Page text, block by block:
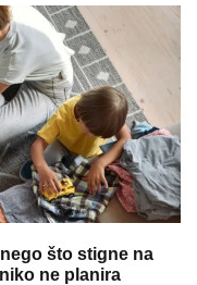
što stigne na
ne planira